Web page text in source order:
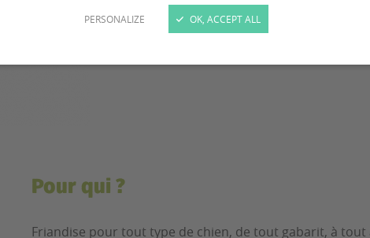
PERSONALIZE OK, ACCEPT ALL
Pour qui ?
Friandise pour tout type de chien, de tout gabarit, à tout